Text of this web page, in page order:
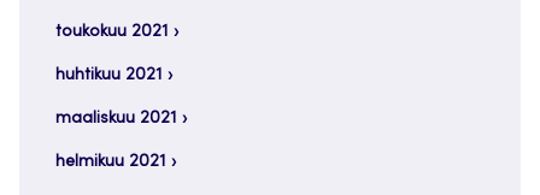
toukokuu 2021
huhtikuu 2021
maaliskuu 2021
helmikuu 2021